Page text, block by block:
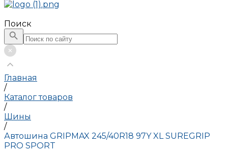
Поиск
Главная
/
Каталог товаров
/
Шины
/
Автошина GRIPMAX 245/40R18 97Y XL SUREGRIP
PRO SPORT